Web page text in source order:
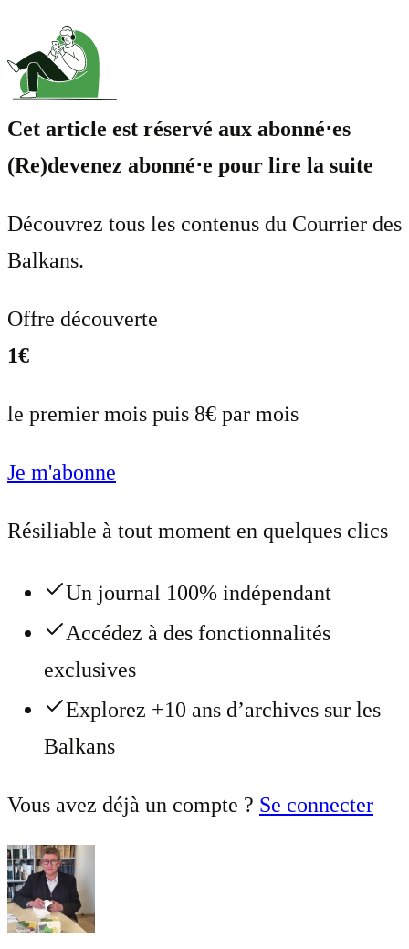
Cet article est réservé aux abonné⋅es
(Re)devenez abonné⋅e pour lire la suite
Découvrez tous les contenus du Courrier des
Balkans.
Offre découverte
1€
le premier mois puis 8€ par mois
Je m'abonne
Résiliable à tout moment en quelques clics
Un journal 100% indépendant
Accédez à des fonctionnalités
exclusives
Explorez +10 ans d’archives sur les
Balkans
Vous avez déjà un compte ? Se connecter